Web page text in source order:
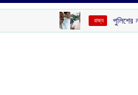
পুলিশের নাম ভাঙিয়ে